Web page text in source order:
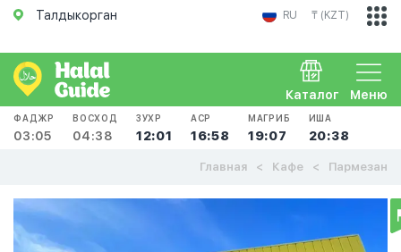
Талдыкорган RU ₸ (KZT)
Меню
Каталог
ФАДЖР
03:05
ВОСХОД
04:38
ЗУХР
12:01
АСР
16:58
МАГРИБ
19:07
ИША
20:38
Главная Кафе Пармезан